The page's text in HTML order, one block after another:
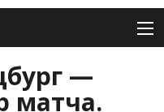
—
матча.